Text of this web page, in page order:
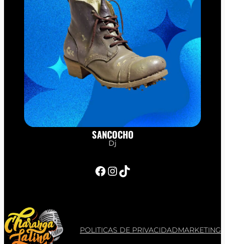
SANCOCHO
Dj
Facebook InstagramTikTok
POLITICAS DE PRIVACIDADMARKETING